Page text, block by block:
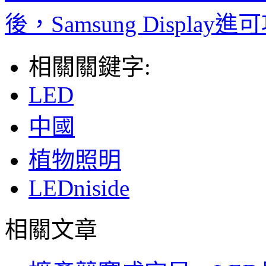
後，Samsung Display進
相關關鍵字:
LED
中國
植物照明
LEDniside
相關文章